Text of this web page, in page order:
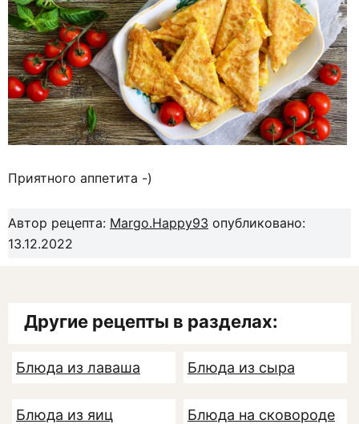
Приятного аппетита -)
Автор рецепта: Margo.Happy93 опубликовано:
13.12.2022
Другие рецепты в разделах:
Блюда из лаваша Блюда из сыра
Блюда из яиц Блюда на сковороде